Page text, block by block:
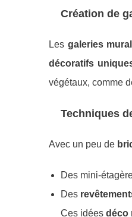
Création de
Les galeries
décoratifs
végétaux, comme
Techniques
Avec un peu de
Des mini-
Des
Ces idées déco